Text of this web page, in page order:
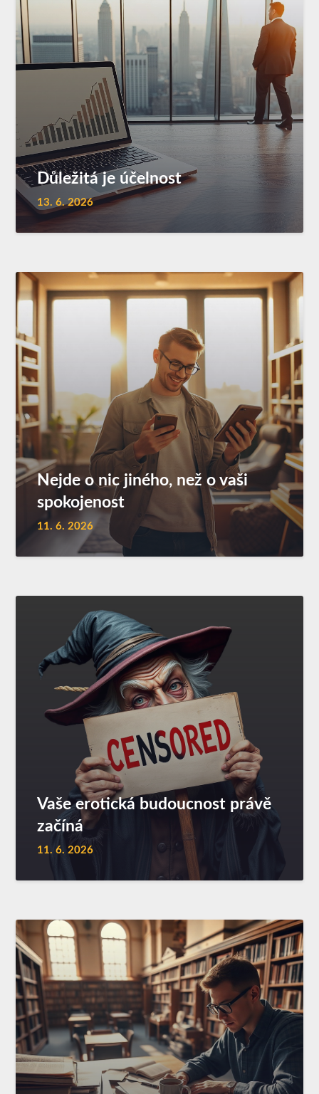
Důležitá je účelnost
13. 6. 2026
Nejde o nic jiného, než o vaši
spokojenost
11. 6. 2026
Vaše erotická budoucnost právě
začíná
11. 6. 2026